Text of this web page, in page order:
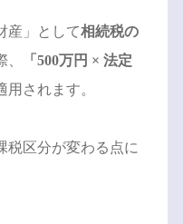
産」として相続税の
「500万円 × 法定
されます。
税区分が変わる点に